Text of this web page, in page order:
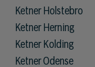
Ketner Holstebro
Ketner Herning
Ketner Kolding
Ketner Odense